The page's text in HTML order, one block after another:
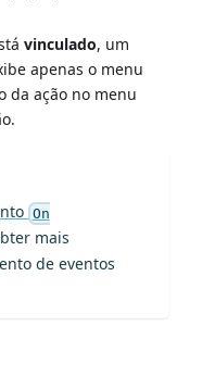
vinculado, um
apenas o menu
da ação no menu
On
mais
de eventos